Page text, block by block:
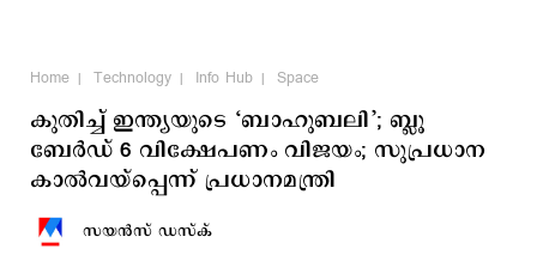
Home Technology Info Hub Space
കുതിച്ച് ഇന്ത്യയുടെ ‘ബാഹുബലി’; ബ്ലൂ
ബേര്‍ഡ് 6 വിക്ഷേപണം വിജയം; സുപ്രധാന
കാല്‍വയ്പ്പെന്ന് പ്രധാനമന്ത്രി
സയന്‍സ് ഡസ്ക്